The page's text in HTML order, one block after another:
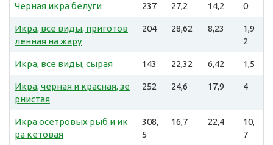
Черная икра белуги 237 27,2 14,2 0
Икра, все виды, приготов
ленная на жару
204 28,62 8,23
1,9
2
Икра, все виды, сырая 143 22,32 6,42 1,5
Икра, черная и красная, зе
рнистая
252 24,6 17,9 4
Икра осетровых рыб и ик
ра кетовая
308,
5
16,7 22,4
10,
7